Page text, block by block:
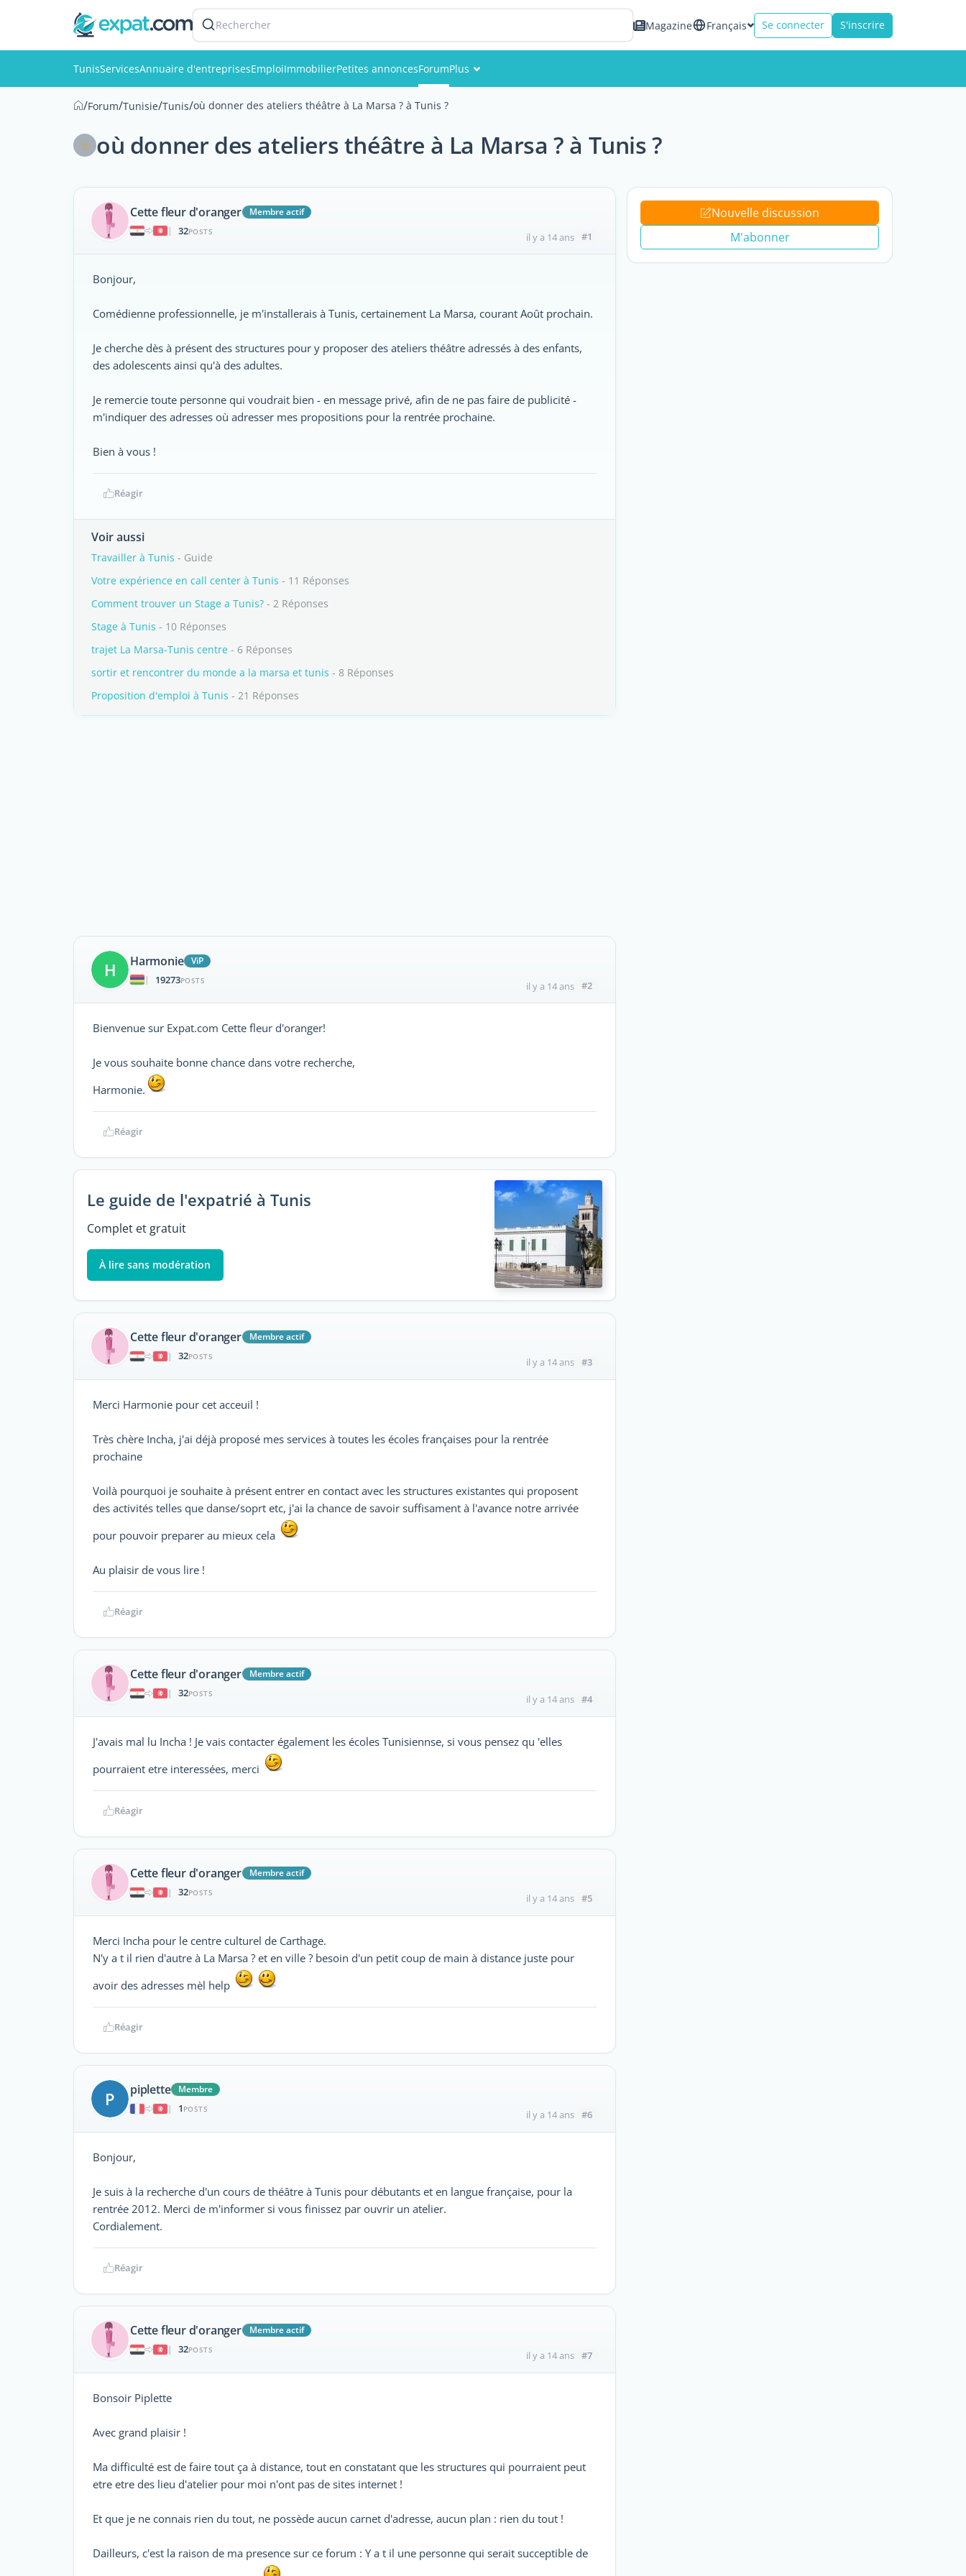
Rechercher Magazine Français Se connecter S'inscrire
TunisServicesAnnuaire d'entreprisesEmploiImmobilierPetites annoncesForumPlus
Membres
/Forum/Tunisie/Tunis/où donner des ateliers théâtre à La Marsa ? à Tunis ?
où donner des ateliers théâtre à La Marsa ? à Tunis ?
Cette fleur d'oranger
Membre actif
|
32POSTS il y a 14 ans #1
Bonjour,
Comédienne professionnelle, je m'installerais à Tunis, certainement La Marsa, courant Août prochain.
Je cherche dès à présent des structures pour y proposer des ateliers théâtre adressés à des enfants,
des adolescents ainsi qu'à des adultes.
Je remercie toute personne qui voudrait bien - en message privé, afin de ne pas faire de publicité -
m'indiquer des adresses où adresser mes propositions pour la rentrée prochaine.
Bien à vous !
Réagir
Voir aussi
Travailler à Tunis - Guide
Votre expérience en call center à Tunis - 11 Réponses
Comment trouver un Stage a Tunis? - 2 Réponses
Stage à Tunis - 10 Réponses
trajet La Marsa-Tunis centre - 6 Réponses
sortir et rencontrer du monde a la marsa et tunis - 8 Réponses
Proposition d'emploi à Tunis - 21 Réponses
H Harmonie
ViP
|
19273POSTS il y a 14 ans #2
Bienvenue sur Expat.com Cette fleur d'oranger!
Je vous souhaite bonne chance dans votre recherche,
Harmonie.
Réagir
Le guide de l'expatrié à Tunis
Complet et gratuit
À lire sans modération
Cette fleur d'oranger
Membre actif
|
32POSTS il y a 14 ans #3
Merci Harmonie pour cet acceuil !
Très chère Incha, j'ai déjà proposé mes services à toutes les écoles françaises pour la rentrée
prochaine
Voilà pourquoi je souhaite à présent entrer en contact avec les structures existantes qui proposent
des activités telles que danse/soprt etc, j'ai la chance de savoir suffisament à l'avance notre arrivée
pour pouvoir preparer au mieux cela
Au plaisir de vous lire !
Réagir
Cette fleur d'oranger
Membre actif
|
32POSTS il y a 14 ans #4
J'avais mal lu Incha ! Je vais contacter également les écoles Tunisiennse, si vous pensez qu 'elles
pourraient etre interessées, merci
Réagir
Cette fleur d'oranger
Membre actif
|
32POSTS il y a 14 ans #5
Merci Incha pour le centre culturel de Carthage.
N'y a t il rien d'autre à La Marsa ? et en ville ? besoin d'un petit coup de main à distance juste pour
avoir des adresses mèl help
Réagir
P piplette
Membre
|
1 POSTS il y a 14 ans #6
Bonjour,
Je suis à la recherche d'un cours de théâtre à Tunis pour débutants et en langue française, pour la
rentrée 2012. Merci de m'informer si vous finissez par ouvrir un atelier.
Cordialement.
Réagir
Cette fleur d'oranger
Membre actif
|
32POSTS il y a 14 ans #7
Bonsoir Piplette
Avec grand plaisir !
Ma difficulté est de faire tout ça à distance, tout en constatant que les structures qui pourraient peut
etre etre des lieu d'atelier pour moi n'ont pas de sites internet !
Et que je ne connais rien du tout, ne possède aucun carnet d'adresse, aucun plan : rien du tout !
Dailleurs, c'est la raison de ma presence sur ce forum : Y a t il une personne qui serait succeptible de
Nouvelle discussion
M'abonner